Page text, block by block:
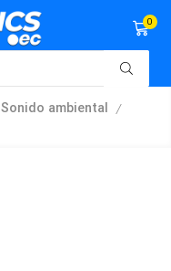
0
Sonido ambiental /